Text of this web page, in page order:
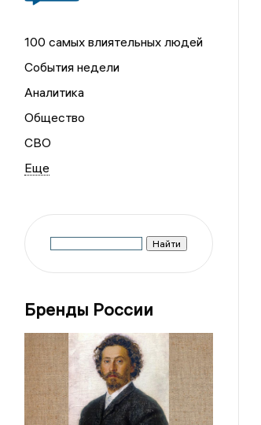
100 самых влиятельных людей
События недели
Аналитика
Общество
СВО
Бренды России